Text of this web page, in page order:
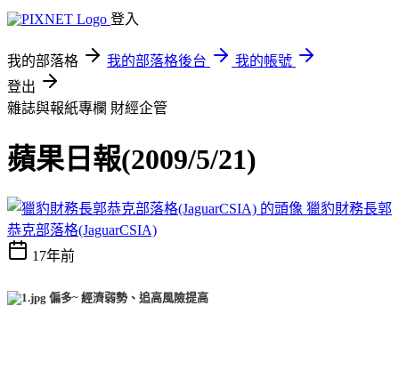
登入
我的部落格 我的部落格後台
我的帳號
登出
雜誌與報紙專欄 財經企管
蘋果日報(2009/5/21)
獵豹財務長郭
恭克部落格(JaguarCSIA)
17年前
偏多~ 經濟弱勢、追高風險提高